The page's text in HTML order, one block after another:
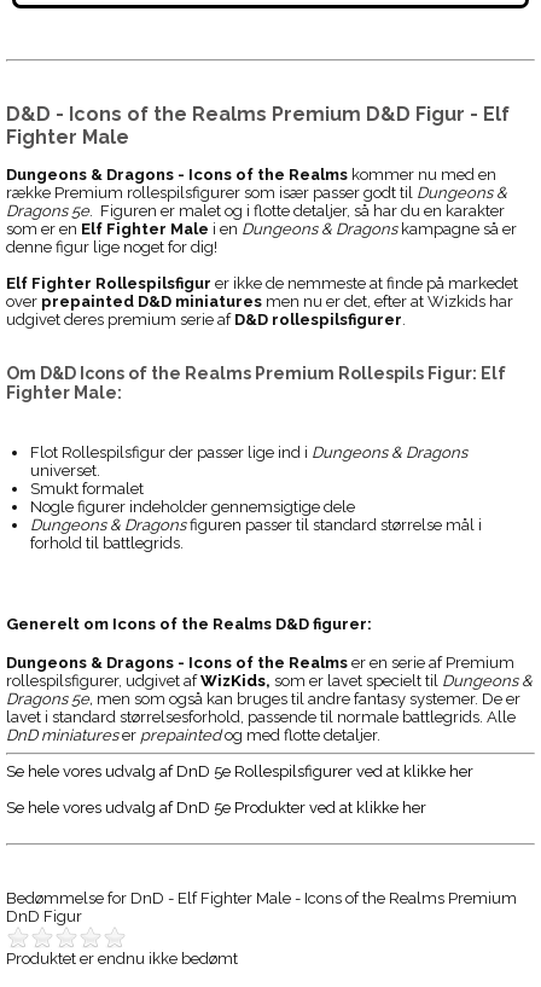
D&D - Icons of the Realms Premium D&D Figur - Elf
Fighter Male
Dungeons & Dragons - Icons of the Realms kommer nu med en
række Premium rollespilsfigurer som især passer godt til Dungeons &
Dragons 5e. Figuren er malet og i flotte detaljer, så har du en karakter
som er en Elf Fighter Male i en Dungeons & Dragonskampagne så er
denne figur lige noget for dig!
Elf Fighter Rollespilsfigur er ikke de nemmeste at finde på markedet
over prepainted D&D miniatures men nu er det, efter at Wizkids har
udgivet deres premium serie af D&D rollespilsfigurer
Om D&D Icons of the Realms Premium Rollespils Figur: Elf
Fighter Male:
Flot Rollespilsfigur der passer lige ind i Dungeons & Dragons
universet.
Smukt formalet
Nogle figurer indeholder gennemsigtige dele
Dungeons & Dragonsfiguren passer til standard størrelse mål i
forhold til battlegrids.
Generelt om Icons of the Realms D&D figurer:
Dungeons & Dragons - Icons of the Realms er en serie af Premium
rollespilsfigurer, udgivet afWizKids, som er lavet specielt til Dungeons &
Dragons 5e, men som også kan bruges til andre fantasy systemer. De er
lavet i standard størrelsesforhold, passende til normale battlegrids. Alle
DnD miniatureser prepaintedog med flotte detaljer.
Se hele vores udvalg af DnD 5e Rollespilsfigurer ved at klikke her
Se hele vores udvalg af DnD 5e Produkter ved at klikke her
Bedømmelse for DnD - Elf Fighter Male - Icons of the Realms Premium
DnD Figur
Produktet er endnu ikke bedømt